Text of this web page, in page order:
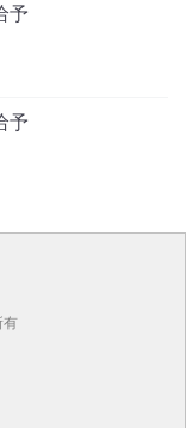
予
予
有